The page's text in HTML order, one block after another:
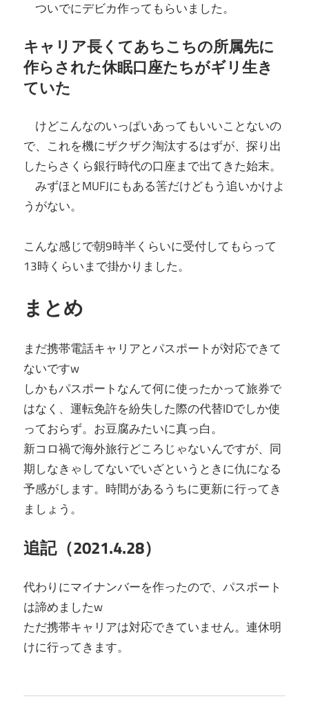
ついでにデビカ作ってもらいました。
キャリア長くてあちこちの所属先に
作らされた休眠口座たちがギリ生き
ていた
けどこんなのいっぱいあってもいいことないの
で、これを機にザクザク淘汰するはずが、探り出
したらさくら銀行時代の口座まで出てきた始末。
みずほとMUFJにもある筈だけどもう追いかけよ
うがない。
こんな感じで朝9時半くらいに受付してもらって
13時くらいまで掛かりました。
まとめ
まだ携帯電話キャリアとパスポートが対応できて
ないですw
しかもパスポートなんて何に使ったかって旅券で
はなく、運転免許を紛失した際の代替IDでしか使
っておらず。お豆腐みたいに真っ白。
新コロ禍で海外旅行どころじゃないんですが、同
期しなきゃしてないでいざというときに仇になる
予感がします。時間があるうちに更新に行ってき
ましょう。
追記（2021.4.28）
代わりにマイナンバーを作ったので、パスポート
は諦めましたw
ただ携帯キャリアは対応できていません。連休明
けに行ってきます。